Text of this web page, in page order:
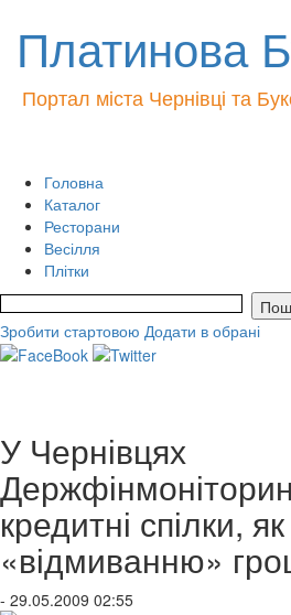
Платинова
Портал міста Чернівці та
Головна
Каталог
Ресторани
Весілля
Плітки
Зробити стартовою Додати в обрані
У Чернівцях
кредитні спілки,
«відмиванню»
- 29.05.2009 02:55